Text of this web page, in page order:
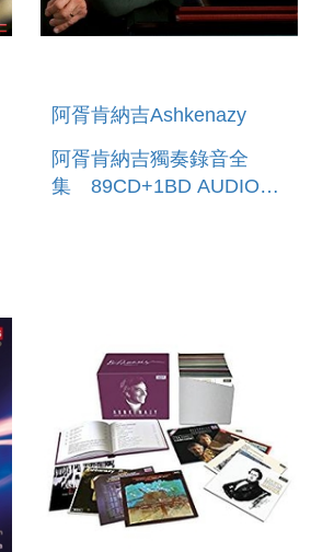
阿胥肯納吉Ashkenazy
阿胥肯納吉獨奏錄音全
集 89CD+1BD AUDIO